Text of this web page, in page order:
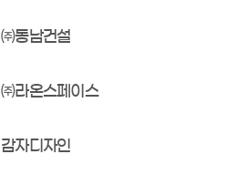
㈜동남건설
㈜라온스페이스
감자디자인